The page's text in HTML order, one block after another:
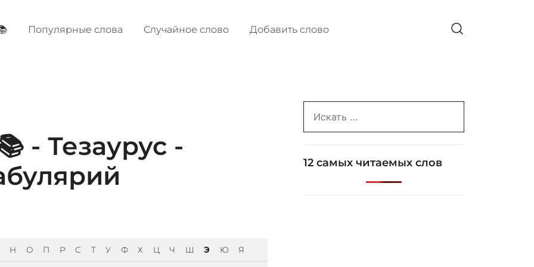
Популярные cлова Случайное слово Добавить слово
- Тезаурус -
Н О П Р С Т У Ф Х Ц Ч Ш Э Ю Я
for:
12 самых читаемых слов